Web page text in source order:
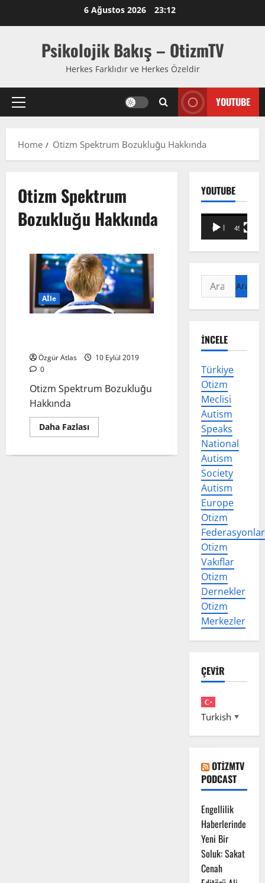
6 Ağustos 2026 23:12
Psikolojik Bakış – OtizmTV
Herkes Farklıdır ve Herkes Özeldir
Primary
YOUTUBE
Home Otizm Spektrum Bozukluğu Hakkında
Otizm Spektrum
Bozukluğu Hakkında
Aİle
Özgür Atlas
10 Eylül 2019
0
Otizm Spektrum Bozukluğu
Hakkında
Daha FazlasıRead
more
YOUTUBE
Video
oynatıcı
00:00 45:59
Arama:
İNCELE
Türkiye
Otizm
Meclisi
Autism
Speaks
National
Autism
Society
Autism
Europe
Otizm
Federasyonlar
Otizm
Vakıflar
Otizm
Dernekler
Otizm
Merkezler
ÇEVİR
Turkish ▼
OTIZMTV
PODCAST
Engellilik
Haberlerinde
Yeni Bir
Soluk: Sakat
Cenah